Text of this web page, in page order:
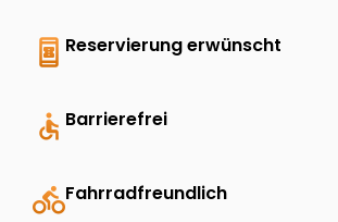
book_online Reservierung erwünscht
accessible Barrierefrei
directions_bikeFahrradfreundlich